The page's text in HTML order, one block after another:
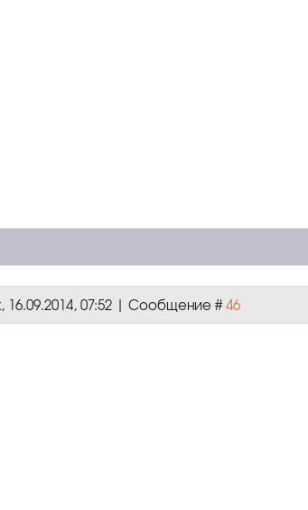
16.09.2014, 07:52 | Сообщение #46